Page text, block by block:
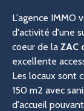
L'agence IMMO
d'activité d'une
coeur de la ZAC
excellente
Les locaux sont
150 m2 avec
d'accueil